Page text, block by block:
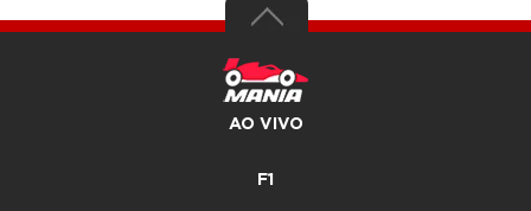
AO VIVO
F1